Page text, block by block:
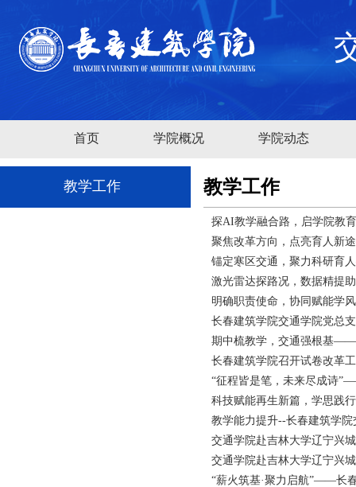
首页 学院概况 学院动态
教学工作 教学工作
探AI教学融合路，启学院教
聚焦改革方向，点亮育人新
锚定寒区交通，聚力科研育
激光雷达探路况，数据精提
明确职责使命，协同赋能学
长春建筑学院交通学院党总
期中梳教学，交通强根基——
长春建筑学院召开试卷改革
“征程皆是笔，未来尽成诗
科技赋能再生新篇，学思践
教学能力提升--长春建筑学
交通学院赴吉林大学辽宁兴
交通学院赴吉林大学辽宁兴
“薪火筑基·聚力启航”——长